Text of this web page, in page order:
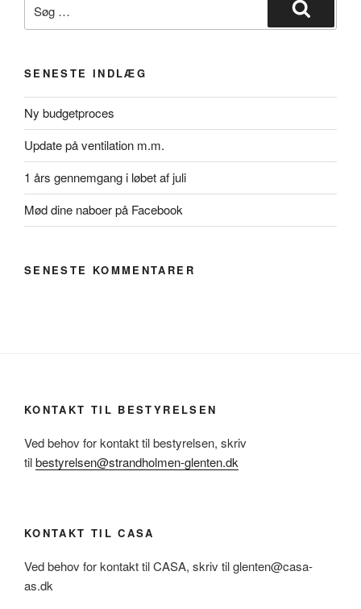
efter:
Søg
SENESTE INDLÆG
Ny budgetproces
Update på ventilation m.m.
1 års gennemgang i løbet af juli
Mød dine naboer på Facebook
SENESTE KOMMENTARER
KONTAKT TIL BESTYRELSEN
Ved behov for kontakt til bestyrelsen, skriv
tilbestyrelsen@strandholmen-glenten.dk
KONTAKT TIL CASA
Ved behov for kontakt til CASA, skriv til glenten@casa-
as.dk